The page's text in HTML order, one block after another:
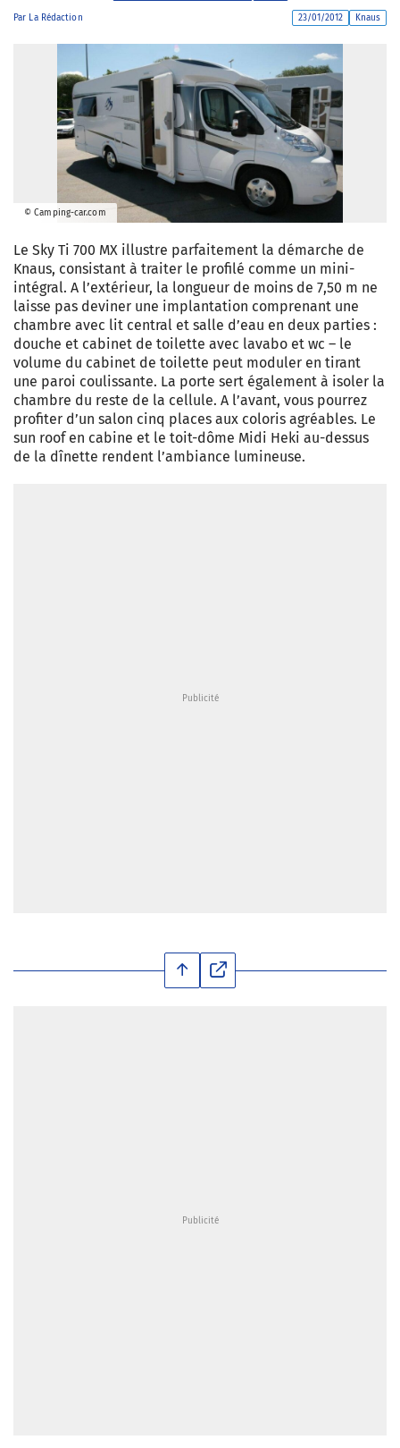
Par La Rédaction 23/01/2012 Knaus
© Camping-car.com
Le Sky Ti 700 MX illustre parfaitement la démarche de
Knaus, consistant à traiter le profilé comme un mini-
intégral. A l’extérieur, la longueur de moins de 7,50 m ne
laisse pas deviner une implantation comprenant une
chambre avec lit central et salle d’eau en deux parties :
douche et cabinet de toilette avec lavabo et wc – le
volume du cabinet de toilette peut moduler en tirant
une paroi coulissante. La porte sert également à isoler la
chambre du reste de la cellule. A l’avant, vous pourrez
profiter d’un salon cinq places aux coloris agréables. Le
sun roof en cabine et le toit-dôme Midi Heki au-dessus
de la dînette rendent l’ambiance lumineuse.